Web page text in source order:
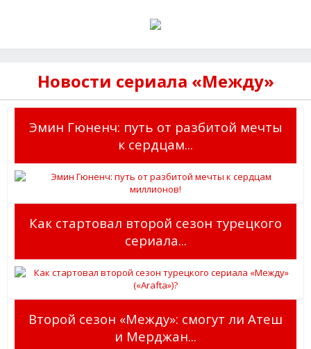
Новости сериала «Между»
Эмин Гюненч: путь от разбитой мечты
к сердцам...
Как стартовал второй сезон турецкого
сериала...
Второй сезон «Между»: смогут ли Атеш
и Мерджан...